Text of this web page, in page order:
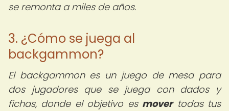
se remonta a miles de años.
3. ¿Cómo se juega al
backgammon?
El backgammon es un juego de mesa para
dos jugadores que se juega con dados y
fichas, donde el objetivo es movertodas tus